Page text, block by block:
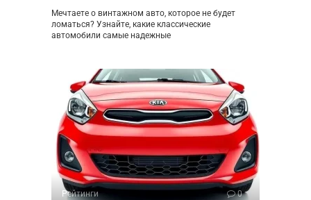
Мечтаете о винтажном авто, которое не будет
ломаться? Узнайте, какие классические
автомобили самые надежные
Рейтинги 0